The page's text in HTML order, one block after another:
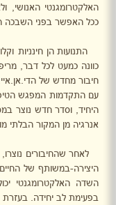
האלקטרומגנטי האנושי,
ככל האפשר בפני השבכה
התנועות הן חינניות
כוונה כמעט לכל דבר,
חיבור מחדש של הדי.אן.איי.
עם התקדמות המפגש
היחיד, וסדר חדש נוצר
אנרגיה מן המקור הבלתי
לאחר שהחיבורים
היצירה-במשותף של
השדה האלקטרומגנטי
בפעימת לב יחידה.